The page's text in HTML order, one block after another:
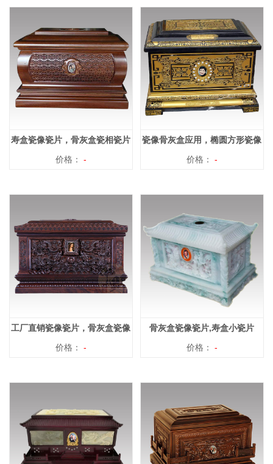
寿盒瓷像瓷片，骨灰盒瓷相瓷片
价格：
-
瓷像骨灰盒应用，椭圆方形瓷像
瓷片
价格： -
工厂直销瓷像瓷片，骨灰盒瓷像
小瓷片批发
价格： -
骨灰盒瓷像瓷片,寿盒小瓷片
价格：
-